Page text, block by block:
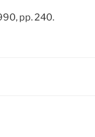
pp. 240.